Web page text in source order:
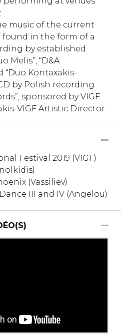
music of the current
in the form of a
by established
Melis”, “D&A
“Duo Kontaxakis-
by Polish recording
sponsored by VIGF.
VIGF Artistic Director
Festival 2019 (VIGF)
(Vassiliev)
III and IV (Angelou)